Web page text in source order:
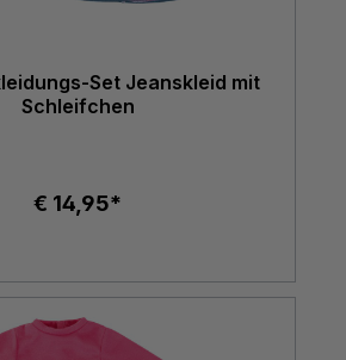
Set Jeanskleid mit
Schleifchen
€ 14,95*